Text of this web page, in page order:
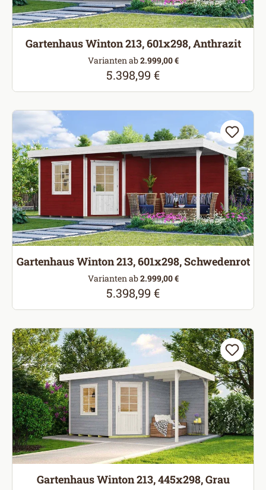
Gartenhaus Winton 213, 601x298, Anthrazit
Varianten ab2.999,00 €
Regulärer Preis:
5.398,99 €
Gartenhaus Winton 213, 601x298, Schwedenrot
Varianten ab2.999,00 €
Regulärer Preis:
5.398,99 €
Gartenhaus Winton 213, 445x298, Grau